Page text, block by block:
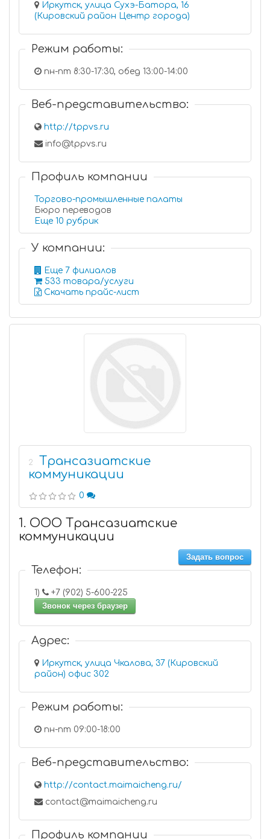
Иркутск, улица Сухэ-Батора, 16
(Кировский район Центр города)
Режим работы:
пн-пт 8:30-17:30, обед 13:00-14:00
Веб-представительство:
http://tppvs.ru
info@tppvs.ru
Профиль компании
Торгово-промышленные палаты
Бюро переводов
Еще 10 рубрик
У компании:
Еще 7 филиалов
533 товара/услуги
Скачать прайс-лист
2
Трансазиатские
коммуникации
0
1. ООО Трансазиатские
коммуникации
Задать вопрос
Телефон:
1)
+7 (902) 5-600-225
Звонок через браузер
Адрес:
Иркутск, улица Чкалова, 37 (Кировский
район) офис 302
Режим работы:
пн-пт 09:00-18:00
Веб-представительство:
http://contact.maimaicheng.ru/
contact@maimaicheng.ru
Профиль компании